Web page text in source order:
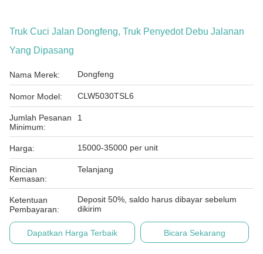
Truk Cuci Jalan Dongfeng, Truk Penyedot Debu Jalanan
Yang Dipasang
Nama Merek: Dongfeng
Nomor Model: CLW5030TSL6
Jumlah Pesanan
Minimum:
1
Harga: 15000-35000 per unit
Rincian
Kemasan:
Telanjang
Ketentuan
Pembayaran:
Deposit 50%, saldo harus dibayar sebelum
dikirim
Dapatkan Harga Terbaik Bicara Sekarang